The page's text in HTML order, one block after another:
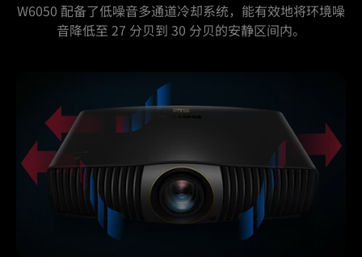
W6050 配备了低噪音多通道冷却系统，能有效地将环境噪
音降低至 27 分贝到 30 分贝的安静区间内。